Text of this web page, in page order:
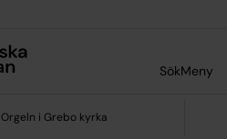
SökMeny
Orgeln i Grebo kyrka